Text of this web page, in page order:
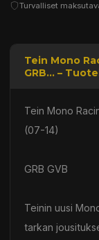
Turvalliset
Tein Mono
GRB... –
Tein Mono
(07-14)
GRB GVB
Teinin uusi
tarkan